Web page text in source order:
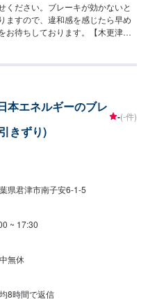
ください。ブレーキが効かないと
ますので、違和感を感じたら早め
お待ちしております。【木更津店
本エネルギーのブレ
きずり)
-(-件)
県君津市南子安6-1-5
~ 17:30
無休
8時間で返信